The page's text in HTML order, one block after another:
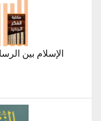
الإسلام بين